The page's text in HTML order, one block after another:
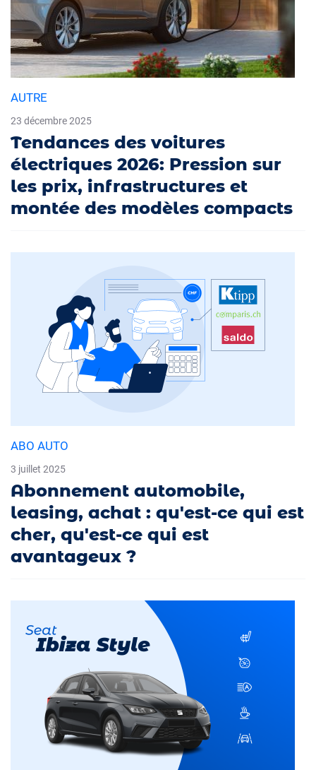
AUTRE
23 décembre 2025
Tendances des voitures
électriques 2026: Pression sur
les prix, infrastructures et
montée des modèles compacts
ABO AUTO
3 juillet 2025
Abonnement automobile,
leasing, achat : qu'est-ce qui est
cher, qu'est-ce qui est
avantageux ?